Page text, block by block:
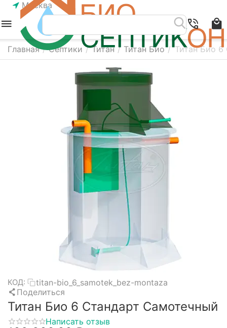
Москва
Главная / Септики / Титан / Титан Био / Титан Био
КОД:
titan-bio_6_samotek_bez-montaza
Поделиться
Титан Био 6 Стандарт Самотечный
Написать отзыв